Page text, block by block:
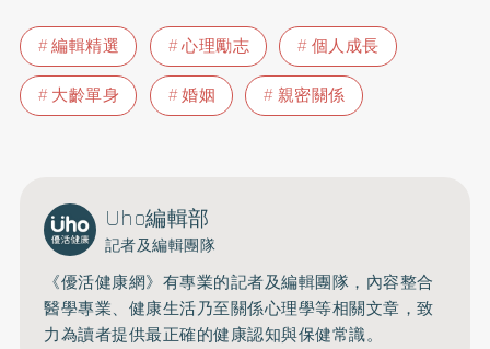
編輯精選 心理勵志
個人成長
大齡單身
婚姻 親密關係
Uho編輯部
記者及編輯團隊
《優活健康網》有專業的記者及編輯團隊，內容整合
醫學專業、健康生活乃至關係心理學等相關文章，致
力為讀者提供最正確的健康認知與保健常識。